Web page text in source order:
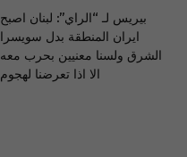
بيريس لـ “الراي”: لبنان اصبح
ايران المنطقة بدل سويسرا
الشرق ولسنا معنيين بحرب معه
الا اذا تعرضنا لهجوم